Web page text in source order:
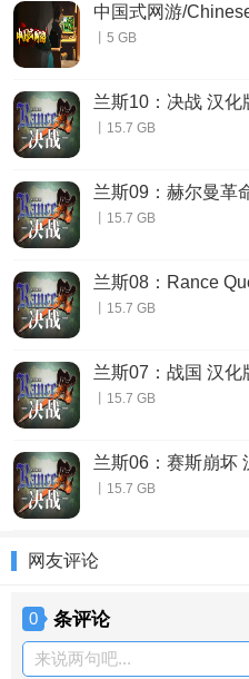
中国式网游/
账号】
丨5 GB
兰斯10：决战 汉化
丨15.7 GB
兰斯09：赫尔曼革
丨15.7 GB
兰斯08：Rance
丨15.7 GB
兰斯07：战国 汉化
丨15.7 GB
兰斯06：赛斯崩坏
丨15.7 GB
网友评论
0 条评论
来说两句吧...